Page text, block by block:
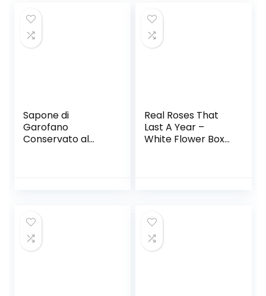
Sapone di
Garofano
Conservato al
Compleanno di
San Valentino
Real Roses That
Last A Year –
White Flower Box